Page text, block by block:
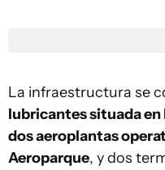
La infraestructura se
lubricantes situada en
dos aeroplantas
Aeroparque, y dos